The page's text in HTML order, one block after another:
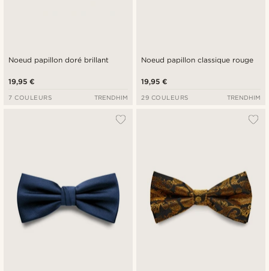
Noeud papillon doré brillant
19,95 €
7 COULEURS TRENDHIM
Noeud papillon classique rouge
19,95 €
29 COULEURS TRENDHIM